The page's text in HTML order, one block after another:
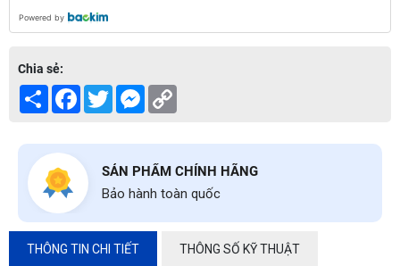
Powered by
Chia sẻ:
Share Facebook
TwitterMessenger
SẢN PHẨM CHÍNH HÃNG
Bảo hành toàn quốc
THÔNG TIN CHI TIẾT THÔNG SỐ KỸ THUẬT